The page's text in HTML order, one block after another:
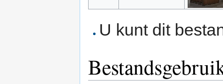
U kunt dit